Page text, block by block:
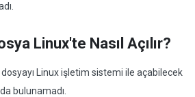
Linux'te Nasıl Açılır?
dosyayı Linux işletim sistemi ile açabilecek
bulunamadı.